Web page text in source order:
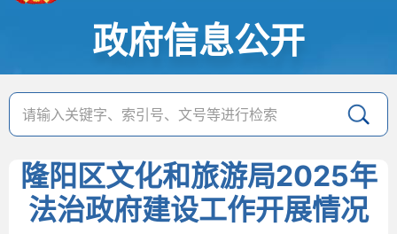
政府信息公开
隆阳区文化和旅游局2025年
法治政府建设工作开展情况